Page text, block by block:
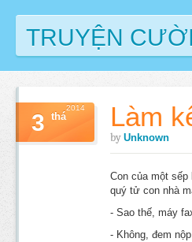
TRUYỆN
Làm
by Unknown
3 thá
2014
Con của một
quý tử con nhà
- Sao thế, máy
- Không, đem